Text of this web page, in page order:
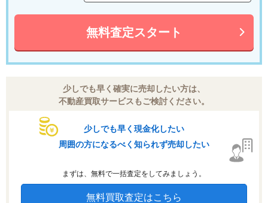
無料査定スタート
少しでも早く確実に売却したい方は、
不動産買取サービスもご検討ください。
少しでも早く現金化したい
周囲の方になるべく知られず売却したい
まずは、無料で一括査定をしてみましょう。
無料買取査定はこちら